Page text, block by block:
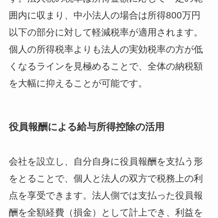
囲内に収まり、中小法人の場合は所得800万円
以下の部分に対して軽減税率が適用されます。
個人の所得税率よりも法人の実効税率の方が低
くなるラインを見極めることで、全体の納税額
を大幅に抑えることが可能です。
役員報酬による給与所得控除の活用
会社を設立し、自分自身に役員報酬を支払う形
をとることで、個人と法人の双方で税務上の利
点を享受できます。法人側では支払った役員報
酬を全額経費（損金）として計上でき、利益を